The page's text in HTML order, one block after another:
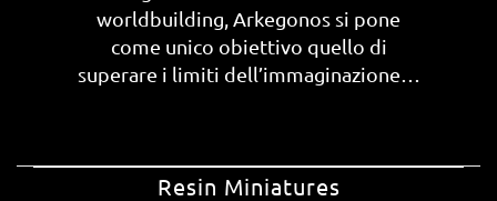
worldbuilding, Arkegonos si pone
come unico obiettivo quello di
superare i limiti dell’immaginazione…
Resin Miniatures